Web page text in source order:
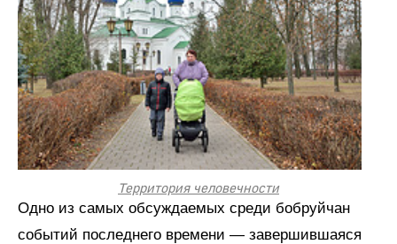
Территория человечности
Одно из самых обсуждаемых среди бобруйчан
событий последнего времени — завершившаяся